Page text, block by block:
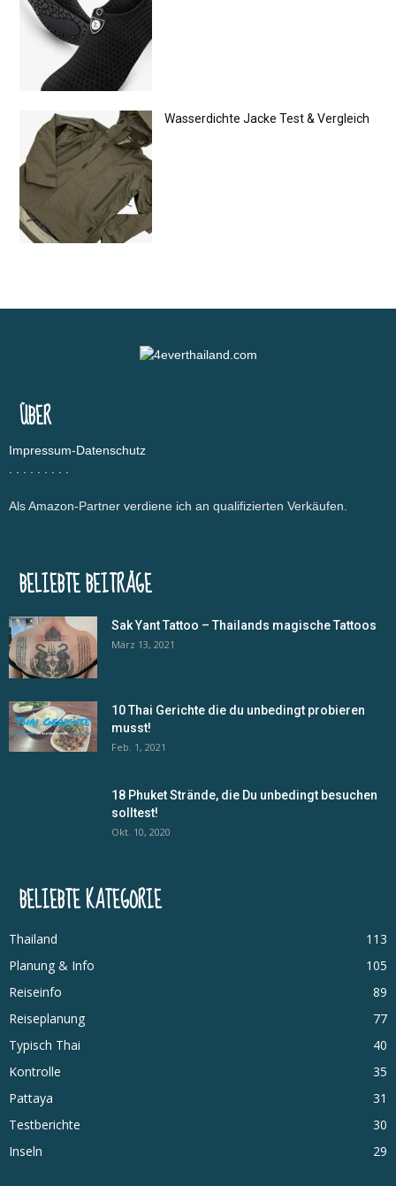
Wasserdichte Jacke Test & Vergleich
ÜBER
Impressum-Datenschutz
. . . . . . . . .
Als Amazon-Partner verdiene ich an qualifizierten Verkäufen.
BELIEBTE BEITRÄGE
Sak Yant Tattoo – Thailands magische Tattoos
März 13, 2021
10 Thai Gerichte die du unbedingt probieren
musst!
Feb. 1, 2021
18 Phuket Strände, die Du unbedingt besuchen
solltest!
Okt. 10, 2020
BELIEBTE KATEGORIE
Thailand
113
Planung & Info
105
Reiseinfo
89
Reiseplanung
77
Typisch Thai
40
Kontrolle
35
Pattaya
31
Testberichte
30
Inseln
29